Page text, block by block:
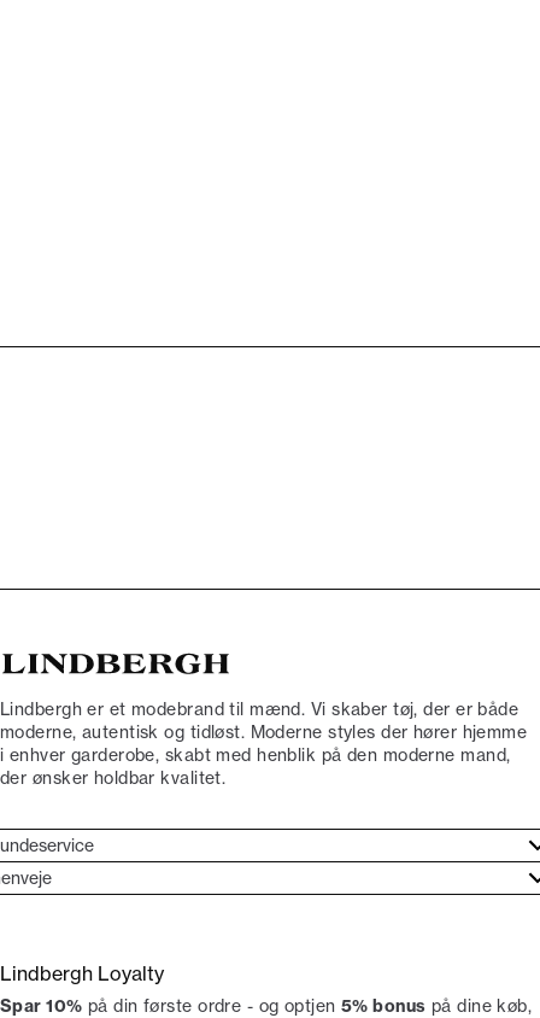
Lindbergh er et modebrand til mænd. Vi skaber tøj, der er både
moderne, autentisk og tidløst. Moderne styles der hører hjemme
i enhver garderobe, skabt med henblik på den moderne mand,
der ønsker holdbar kvalitet.
dit køb
Lindbergh Ambassadør
Lindbergh Loyalty
Spar 10% på din første ordre - og optjen 5% bonus på dine køb,